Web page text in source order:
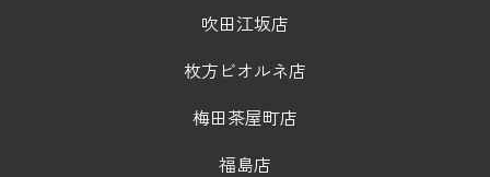
吹田江坂店
枚方ビオルネ店
梅田茶屋町店
福島店